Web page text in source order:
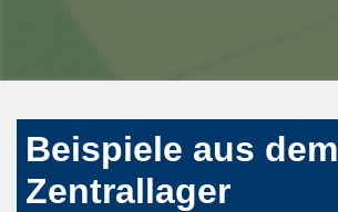
Beispiele aus dem
Zentrallager